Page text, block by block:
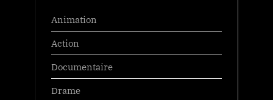
Animation
Action
Documentaire
Drame